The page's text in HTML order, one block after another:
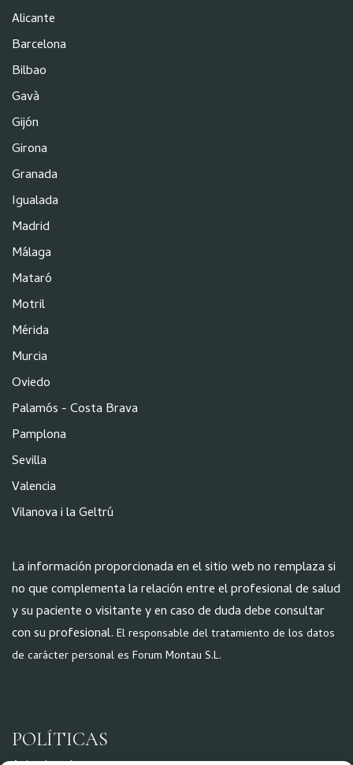
Alicante
Barcelona
Bilbao
Gavà
Gijón
Girona
Granada
Igualada
Madrid
Málaga
Mataró
Motril
Mérida
Murcia
Oviedo
Palamós - Costa Brava
Pamplona
Sevilla
Valencia
Vilanova i la Geltrú
La información proporcionada en el sitio web no remplaza si
no que complementa la relación entre el profesional de salud
y su paciente o visitante y en caso de duda debe consultar
con su profesional. El responsable del tratamiento de los datos
de carácter personal es Forum Montau S.L.
POLÍTICAS